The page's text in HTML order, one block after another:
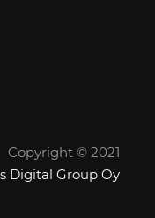
Copyright © 2021
Digital Group Oy